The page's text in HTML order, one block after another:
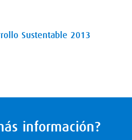
Sustentable 2013
información?